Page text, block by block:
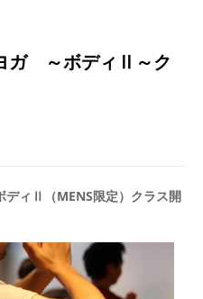
ガ ～ボディⅡ～ク
ィⅡ（MENS限定）クラス開